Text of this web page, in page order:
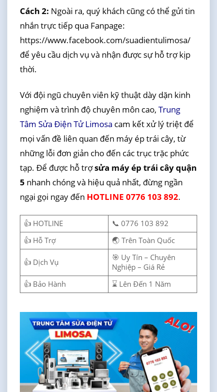
Cách 2: Ngoài ra, quý khách cũng có thể gửi tin
nhắn trực tiếp qua Fanpage:
https://www.facebook.com/suadientulimosa/
để yêu cầu dịch vụ và nhận được sự hỗ trợ kịp
thời.
Với đội ngũ chuyên viên kỹ thuật dày dặn kinh
nghiệm và trình độ chuyên môn cao, Trung
Tâm Sửa Điện Tử Limosa cam kết xử lý triệt để
mọi vấn đề liên quan đến máy ép trái cây, từ
những lỗi đơn giản cho đến các trục trặc phức
tạp. Để được hỗ trợsửa máy ép trái cây quận
5 nhanh chóng và hiệu quả nhất, đừng ngần
ngại gọi ngay đến HOTLINE 0776 103 892.
👍 HOTLINE
📞 0776 103 892
👍 Hỗ Trợ
🌏 Trên Toàn Quốc
👍 Dịch Vụ
🎯 Uy Tín – Chuyên
Nghiệp – Giá Rẻ
👍 Bảo Hành
⌛ Lên Đến 1 Năm